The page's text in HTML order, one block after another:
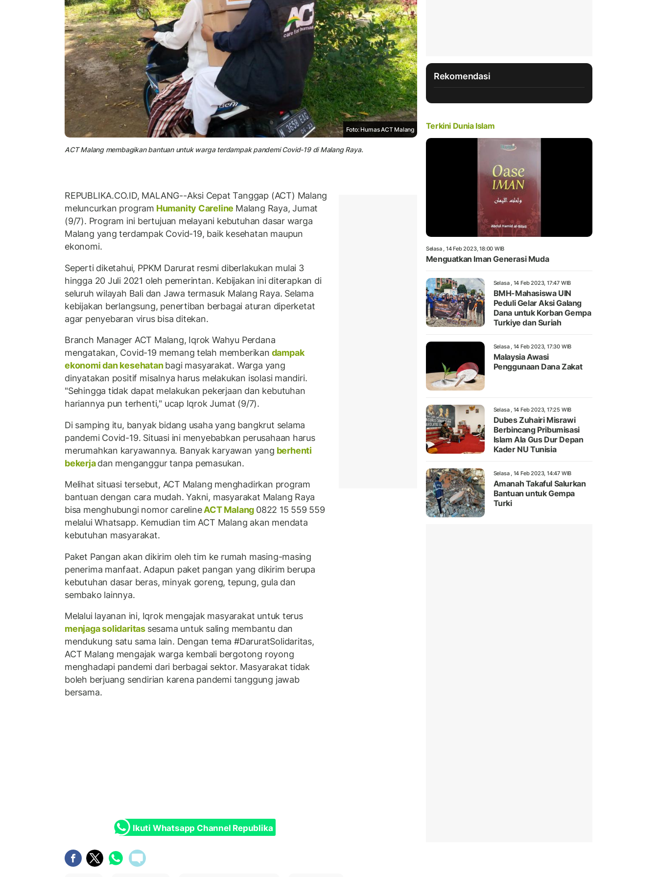
Foto: Humas ACT Malang
ACT Malang membagikan bantuan untuk warga terdampak pandemi Covid-19 di Malang Raya.
REPUBLIKA.CO.ID, MALANG--Aksi Cepat Tanggap (ACT) Malang
meluncurkan program Humanity Careline Malang Raya, Jumat
(9/7). Program ini bertujuan melayani kebutuhan dasar warga
Malang yang terdampak Covid-19, baik kesehatan maupun
ekonomi.
Seperti diketahui, PPKM Darurat resmi diberlakukan mulai 3
hingga 20 Juli 2021 oleh pemerintan. Kebijakan ini diterapkan di
seluruh wilayah Bali dan Jawa termasuk Malang Raya. Selama
kebijakan berlangsung, penertiban berbagai aturan diperketat
agar penyebaran virus bisa ditekan.
Branch Manager ACT Malang, Iqrok Wahyu Perdana
mengatakan, Covid-19 memang telah memberikan dampak
ekonomi dan kesehatanbagi masyarakat. Warga yang
dinyatakan positif misalnya harus melakukan isolasi mandiri.
"Sehingga tidak dapat melakukan pekerjaan dan kebutuhan
hariannya pun terhenti," ucap Iqrok Jumat (9/7).
Di samping itu, banyak bidang usaha yang bangkrut selama
pandemi Covid-19. Situasi ini menyebabkan perusahaan harus
merumahkan karyawannya. Banyak karyawan yang berhenti
bekerjadan menganggur tanpa pemasukan.
Melihat situasi tersebut, ACT Malang menghadirkan program
bantuan dengan cara mudah. Yakni, masyarakat Malang Raya
bisa menghubungi nomor carelineACT Malang 0822 15 559 559
melalui Whatsapp. Kemudian tim ACT Malang akan mendata
kebutuhan masyarakat.
Paket Pangan akan dikirim oleh tim ke rumah masing-masing
penerima manfaat. Adapun paket pangan yang dikirim berupa
kebutuhan dasar beras, minyak goreng, tepung, gula dan
sembako lainnya.
Melalui layanan ini, Iqrok mengajak masyarakat untuk terus
menjaga solidaritas sesama untuk saling membantu dan
mendukung satu sama lain. Dengan tema #DaruratSolidaritas,
ACT Malang mengajak warga kembali bergotong royong
menghadapi pandemi dari berbagai sektor. Masyarakat tidak
boleh berjuang sendirian karena pandemi tanggung jawab
bersama.
Ikuti Whatsapp Channel Republika
Rekomendasi
Terkini Dunia Islam
Selasa , 14 Feb 2023, 18:00 WIB
Menguatkan Iman Generasi Muda
Selasa , 14 Feb 2023, 17:47 WIB
BMH-Mahasiswa UIN
Peduli Gelar Aksi Galang
Dana untuk Korban Gempa
Turkiye dan Suriah
Selasa , 14 Feb 2023, 17:30 WIB
Malaysia Awasi
Penggunaan Dana Zakat
Selasa , 14 Feb 2023, 17:25 WIB
Dubes Zuhairi Misrawi
Berbincang Pribumisasi
Islam Ala Gus Dur Depan
Kader NU Tunisia
Selasa , 14 Feb 2023, 14:47 WIB
Amanah Takaful Salurkan
Bantuan untuk Gempa
Turki